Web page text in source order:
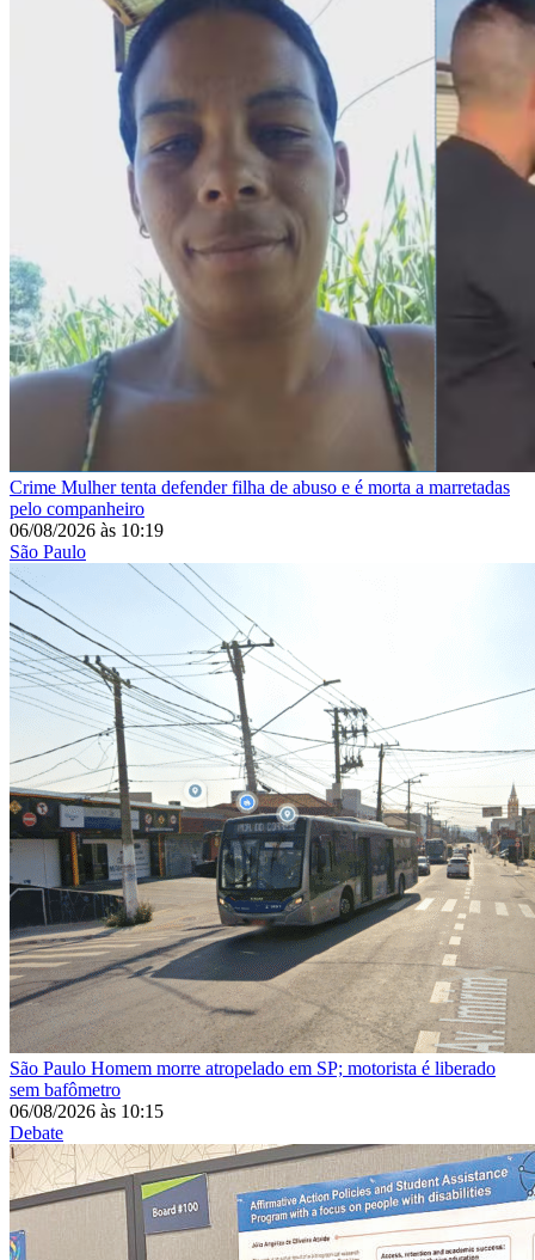
Crime Mulher tenta defender filha de abuso e é morta a marretadas
pelo companheiro
06/08/2026 às 10:19
São Paulo
São Paulo Homem morre atropelado em SP; motorista é liberado
sem bafômetro
06/08/2026 às 10:15
Debate